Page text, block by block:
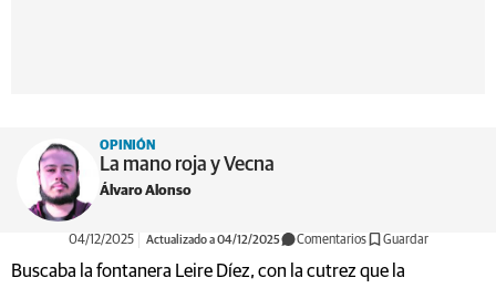
OPINIÓN
La mano roja y Vecna
Álvaro Alonso
04/12/2025 Actualizado a 04/12/2025 Comentarios Guardar
Buscaba la fontanera Leire Díez, con la cutrez que la